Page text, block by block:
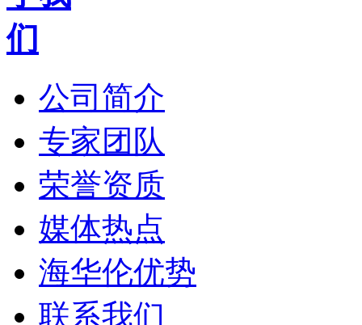
公司简介
专家团队
荣誉资质
媒体热点
海华伦优势
联系我们